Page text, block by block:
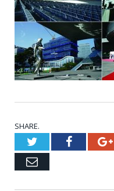
SHARE.
TwitterFacebook
Email